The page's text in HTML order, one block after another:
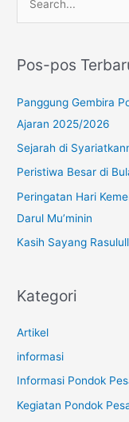
i
k
:
Pos-pos
Panggung Gembira
Ajaran 2025/2026
Sejarah di
Peristiwa Besar di
Peringatan Hari
Darul Mu’minin
Kasih Sayang
Kategori
Artikel
informasi
Informasi Pondok
Kegiatan Pondok